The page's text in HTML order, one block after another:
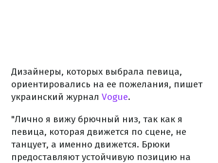
Дизайнеры, которых выбрала певица,
ориентировались на ее пожелания, пишет
украинский журнал Vogue.
"Лично я вижу брючный низ, так как я
певица, которая движется по сцене, не
танцует, а именно движется. Брюки
предоставляют устойчивую позицию на